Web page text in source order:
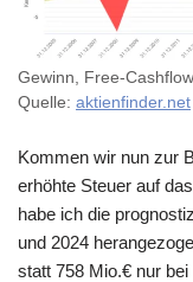
Gewinn, Free-
Quelle: aktienfinder.net
Kommen wir nun zur
erhöhte Steuer auf
habe ich die
und 2024
statt 758 Mio.€ nur